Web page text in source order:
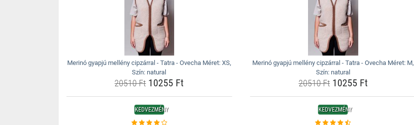
Merinó gyapjú mellény cipzárral - Tatra - Ovecha Méret: XS,
Szín: natural
20510 Ft10255 Ft
Merinó gyapjú mellény cipzárral - Tatra - Ovecha Méret: M,
Szín: natural
20510 Ft10255 Ft
KEDVEZMÉNY KEDVEZMÉNY